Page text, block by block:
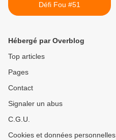
Défi Fou #51
Hébergé par Overblog
Top articles
Pages
Contact
Signaler un abus
C.G.U.
Cookies et données personnelles